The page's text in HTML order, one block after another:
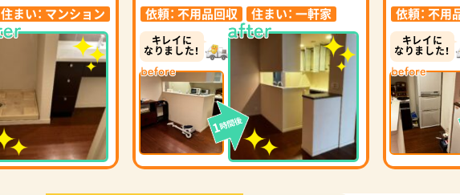
住まい： マンション 依頼： 不用品回収 住まい： 一軒家
キレイに
なりました！
1時間後
依頼： 不用
キレイに
なりました！